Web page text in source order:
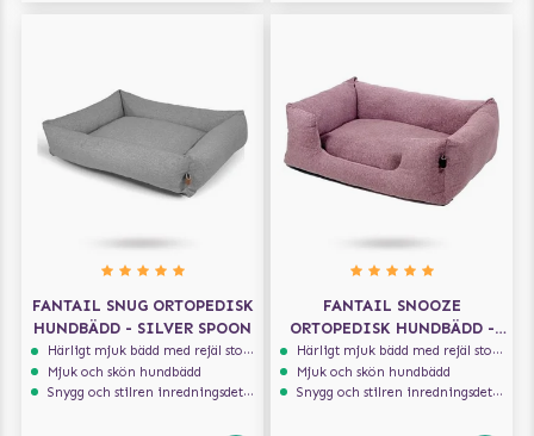
FANTAIL SNUG ORTOPEDISK
HUNDBÄDD - SILVER SPOON
Härligt mjuk bädd med rejäl stoppning som håller formen
Mjuk och skön hundbädd
Snygg och stilren inredningsdetalj
FANTAIL SNOOZE
ORTOPEDISK HUNDBÄDD -
ICONIC PINK
Härligt mjuk bädd med rejäl stoppning som håller formen
Mjuk och skön hundbädd
Snygg och stilren inredningsdetalj